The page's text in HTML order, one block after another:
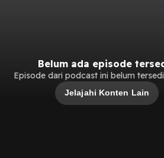
Belum ada episode
Episode dari podcast ini belum
Jelajahi Konten Lain